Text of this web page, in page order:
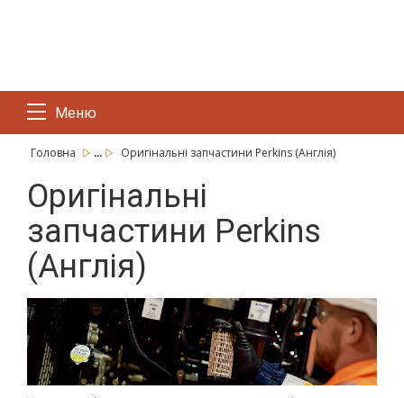
Меню
Головна ... Оригінальні запчастини Perkins (Англія)
Оригінальні
запчастини Perkins
(Англія)